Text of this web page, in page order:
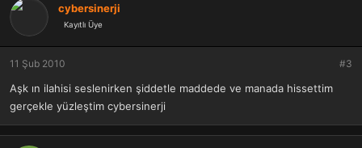
cybersinerji
Kayıtlı Üye
11 Şub 2010 #3
Aşk ın ilahisi seslenirken şiddetle maddede ve manada hissettim
gerçekle yüzleştim cybersinerji